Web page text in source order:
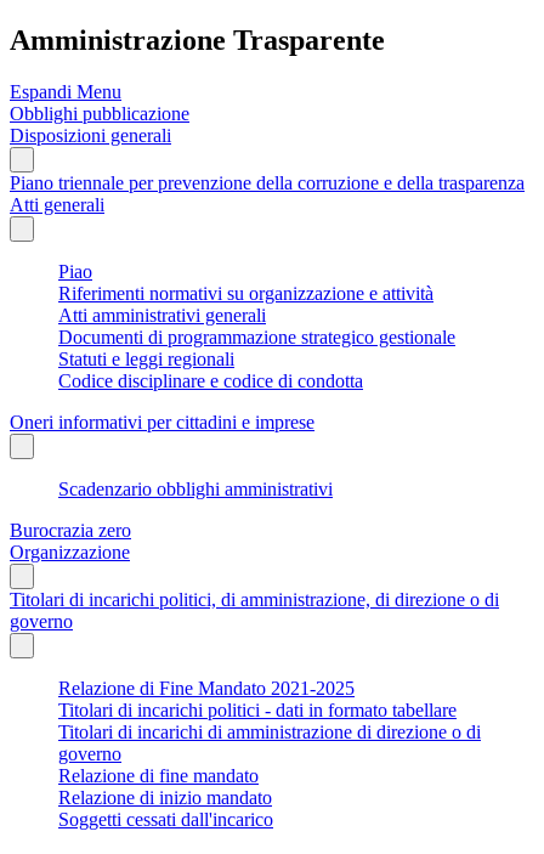
Amministrazione Trasparente
Espandi Menu
Obblighi pubblicazione
Disposizioni generali
Piano triennale per prevenzione della corruzione e della trasparenza
Atti generali
Piao
Riferimenti normativi su organizzazione e attività
Atti amministrativi generali
Documenti di programmazione strategico gestionale
Statuti e leggi regionali
Codice disciplinare e codice di condotta
Oneri informativi per cittadini e imprese
Scadenzario obblighi amministrativi
Burocrazia zero
Organizzazione
Titolari di incarichi politici, di amministrazione, di direzione o di
governo
Relazione di Fine Mandato 2021-2025
Titolari di incarichi politici - dati in formato tabellare
Titolari di incarichi di amministrazione di direzione o di
governo
Relazione di fine mandato
Relazione di inizio mandato
Soggetti cessati dall'incarico